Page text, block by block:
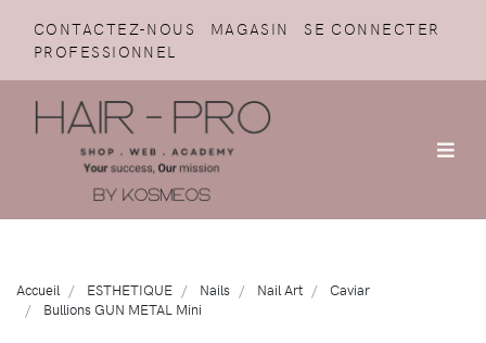
CONTACTEZ-NOUS MAGASIN
SE CONNECTER
PROFESSIONNEL
Accueil ESTHETIQUE Nails Nail Art
Caviar
Bullions GUN METAL Mini